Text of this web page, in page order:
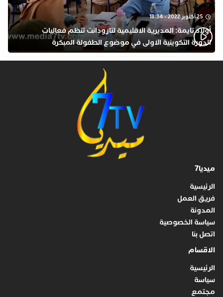
25 أكتوبر 2022 - 18:34
أولاد تايمة: المديرية الاقليمية لتارودانت تنظم فعاليات
الدورة التكوينية الاولى في موضوع الطفولة المبكرة
بمركز التكوين ثانوية الحسن الثاني التأهيلية
ميديا7
الرئيسية
فريق العمل
المدونة
سياسة الخصوصية
اتصل بنا
الاقسام
الرئيسية
سياسة
مجتمع